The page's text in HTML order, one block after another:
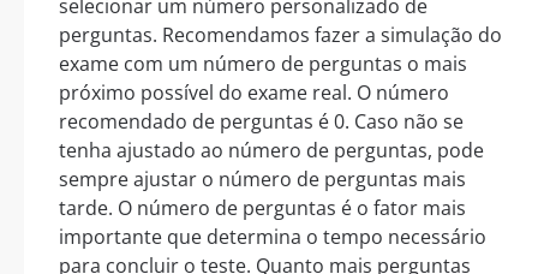
selecionar um número personalizado de
perguntas. Recomendamos fazer a simulação do
exame com um número de perguntas o mais
próximo possível do exame real. O número
recomendado de perguntas é 0. Caso não se
tenha ajustado ao número de perguntas, pode
sempre ajustar o número de perguntas mais
tarde. O número de perguntas é o fator mais
importante que determina o tempo necessário
para concluir o teste. Quanto mais perguntas